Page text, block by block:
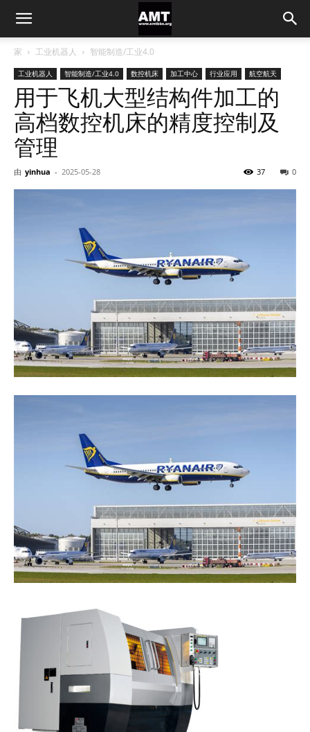
家 工业机器人 智能制造/工业4.0
工业机器人 智能制造/工业4.0 数控机床 加工中心 行业应用 航空航天
用于飞机大型结构件加工的
高档数控机床的精度控制及
管理
由 yinhua - 2025-05-28 0
37